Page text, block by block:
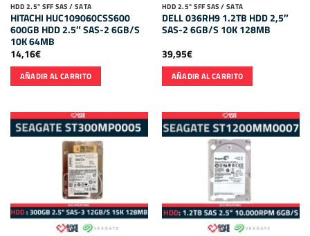
HDD 2.5" SFF SAS / SATA
HITACHI HUC109060CSS600
600GB HDD 2.5″ SAS-2 6GB/S
10K 64MB
14,16€
AÑADIR AL CARRITO
HDD 2.5" SFF SAS / SATA
DELL 036RH9 1.2TB HDD 2,5″
SAS-2 6GB/S 10K 128MB
39,95€
AÑADIR AL CARRITO